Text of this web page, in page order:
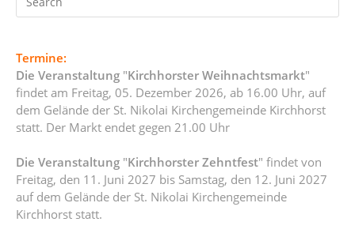
Termine:
Die Veranstaltung "Kirchhorster Weihnachtsmarkt"
findet am Freitag, 05. Dezember 2026, ab 16.00 Uhr, auf
dem Gelände der St. Nikolai Kirchengemeinde Kirchhorst
statt. Der Markt endet gegen 21.00 Uhr
Die Veranstaltung "Kirchhorster Zehntfest" findet von
Freitag, den 11. Juni 2027 bis Samstag, den 12. Juni 2027
auf dem Gelände der St. Nikolai Kirchengemeinde
Kirchhorst statt.